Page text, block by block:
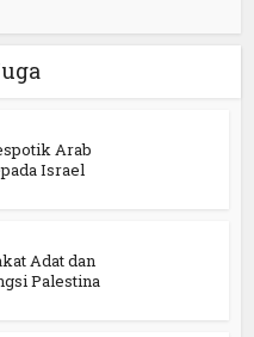
Arab
Israel
Adat dan
Palestina